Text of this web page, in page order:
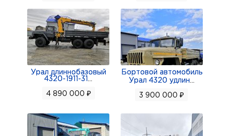
Урал длиннобазовый
4320-1911-31
4 890 000 ₽
Бортовой автомобиль
Урал 4320 удлин
3 900 000 ₽